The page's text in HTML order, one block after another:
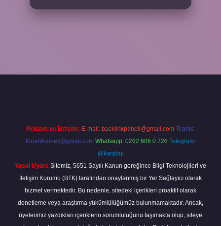
Reklam ve İletişim: E-mail: backlinkpaneli@gmail.com Teams:
forumhizmeti@gmail.com Whatsapp: 0262 606 0 726 Telegram:
@karabul
Yasal Uyarı: Sitemiz, 5651 Sayılı Kanun gereğince Bilgi Teknolojileri ve
İletişim Kurumu (BTK) tarafından onaylanmış bir Yer Sağlayıcı olarak
hizmet vermektedir. Bu nedenle, sitedeki içerikleri proaktif olarak
denetleme veya araştırma yükümlülüğümüz bulunmamaktadır. Ancak,
üyelerimiz yazdıkları içeriklerin sorumluluğunu taşımakta olup, siteye